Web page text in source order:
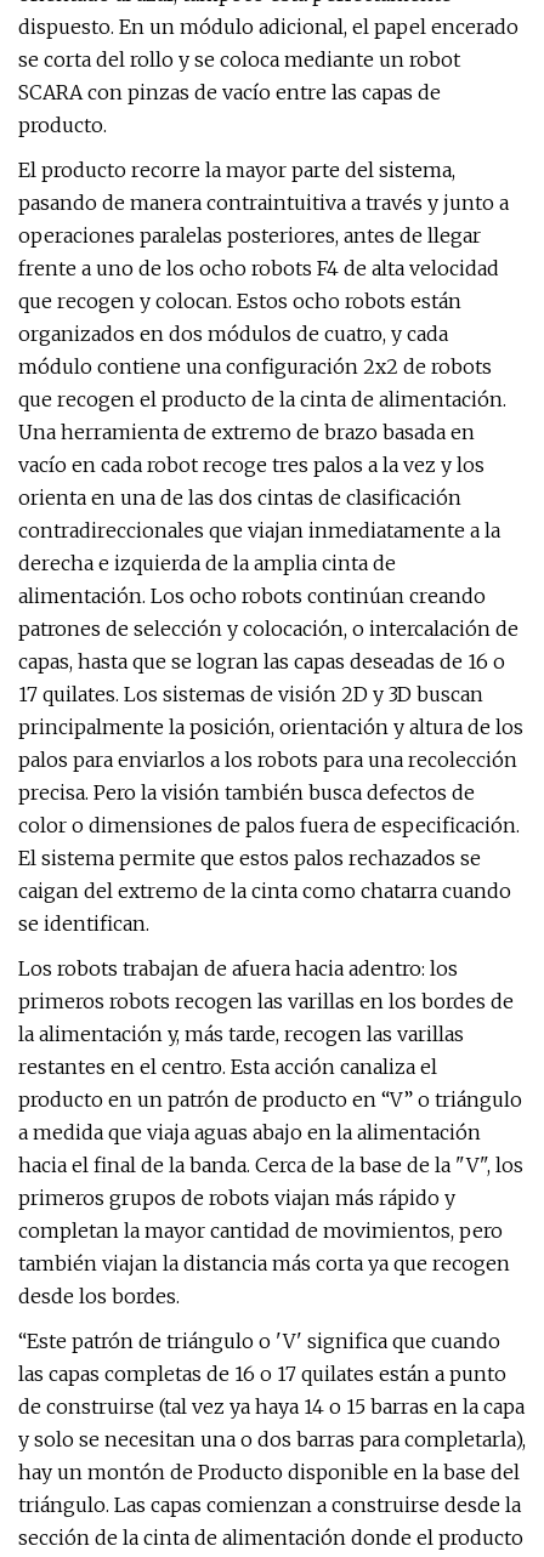
dispuesto. En un módulo adicional, el papel encerado
se corta del rollo y se coloca mediante un robot
SCARA con pinzas de vacío entre las capas de
producto.
El producto recorre la mayor parte del sistema,
pasando de manera contraintuitiva a través y junto a
operaciones paralelas posteriores, antes de llegar
frente a uno de los ocho robots F4 de alta velocidad
que recogen y colocan. Estos ocho robots están
organizados en dos módulos de cuatro, y cada
módulo contiene una configuración 2x2 de robots
que recogen el producto de la cinta de alimentación.
Una herramienta de extremo de brazo basada en
vacío en cada robot recoge tres palos a la vez y los
orienta en una de las dos cintas de clasificación
contradireccionales que viajan inmediatamente a la
derecha e izquierda de la amplia cinta de
alimentación. Los ocho robots continúan creando
patrones de selección y colocación, o intercalación de
capas, hasta que se logran las capas deseadas de 16 o
17 quilates. Los sistemas de visión 2D y 3D buscan
principalmente la posición, orientación y altura de los
palos para enviarlos a los robots para una recolección
precisa. Pero la visión también busca defectos de
color o dimensiones de palos fuera de especificación.
El sistema permite que estos palos rechazados se
caigan del extremo de la cinta como chatarra cuando
se identifican.
Los robots trabajan de afuera hacia adentro: los
primeros robots recogen las varillas en los bordes de
la alimentación y, más tarde, recogen las varillas
restantes en el centro. Esta acción canaliza el
producto en un patrón de producto en “V” o triángulo
a medida que viaja aguas abajo en la alimentación
hacia el final de la banda. Cerca de la base de la "V", los
primeros grupos de robots viajan más rápido y
completan la mayor cantidad de movimientos, pero
también viajan la distancia más corta ya que recogen
desde los bordes.
“Este patrón de triángulo o 'V' significa que cuando
las capas completas de 16 o 17 quilates están a punto
de construirse (tal vez ya haya 14 o 15 barras en la capa
y solo se necesitan una o dos barras para completarla),
hay un montón de Producto disponible en la base del
triángulo. Las capas comienzan a construirse desde la
sección de la cinta de alimentación donde el producto